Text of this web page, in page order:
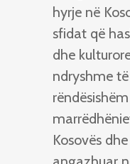
hyrje në
sfidat që
dhe
ndryshme
Kosovës